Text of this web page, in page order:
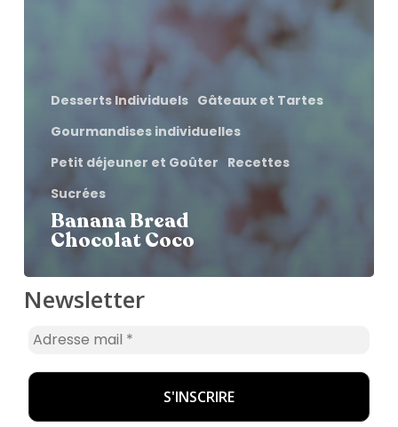
Desserts Individuels Gâteaux et Tartes
Gourmandises individuelles
Petit déjeuner et Goûter Recettes
Sucrées
Banana Bread
Chocolat Coco
Newsletter